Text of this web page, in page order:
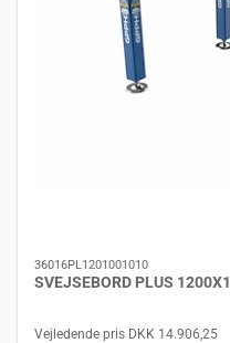
36016PL1201001010
SVEJSEBORD PLUS
Vejledende pris DKK 14.906,25